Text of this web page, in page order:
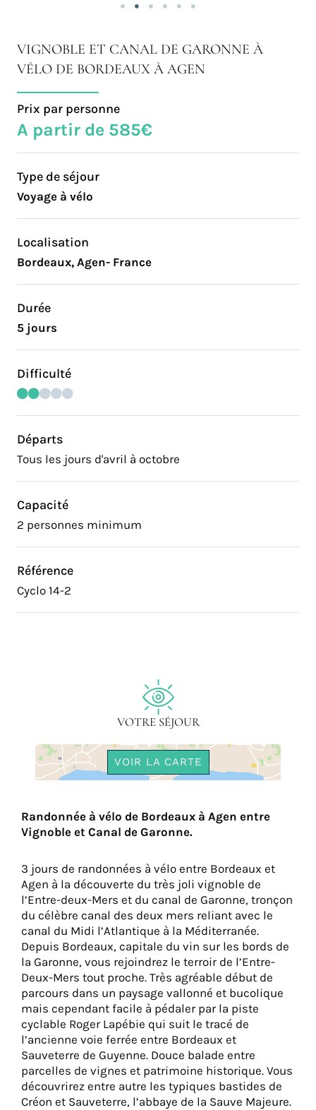
VIGNOBLE ET CANAL DE GARONNE À
VÉLO DE BORDEAUX À AGEN
Prix par personne
A partir de 585€
Type de séjour
Voyage à vélo
Localisation
Bordeaux, Agen- France
Durée
5 jours
Difficulté
Départs
Tous les jours d'avril à octobre
Capacité
2 personnes minimum
Référence
Cyclo 14-2
VOTRE SÉJOUR
VOIR LA CARTE
Randonnée à vélo de Bordeaux à Agen entre
Vignoble et Canal de Garonne.
3 jours de randonnées à vélo entre Bordeaux et
Agen à la découverte du très joli vignoble de
l’Entre-deux-Mers et du canal de Garonne, tronçon
du célèbre canal des deux mers reliant avec le
canal du Midi l’Atlantique à la Méditerranée.
Depuis Bordeaux, capitale du vin sur les bords de
la Garonne, vous rejoindrez le terroir de l’Entre-
Deux-Mers tout proche. Très agréable début de
parcours dans un paysage vallonné et bucolique
mais cependant facile à pédaler par la piste
cyclable Roger Lapébie qui suit le tracé de
l’ancienne voie ferrée entre Bordeaux et
Sauveterre de Guyenne. Douce balade entre
parcelles de vignes et patrimoine historique. Vous
découvrirez entre autre les typiques bastides de
Créon et Sauveterre, l’abbaye de la Sauve Majeure.